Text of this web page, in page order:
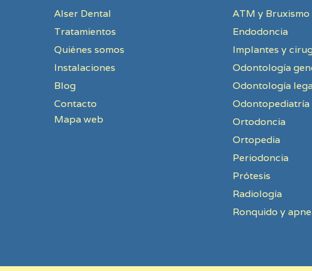
Alser Dental
Tratamientos
Quiénes somos
Instalaciones
Blog
Contacto
Mapa web
ATM y Bruxismo
Endodoncia
Implantes y
Odontología
Odontología
Odontopediatría
Ortodoncia
Ortopedia
Periodoncia
Prótesis
Radiología
Ronquido y